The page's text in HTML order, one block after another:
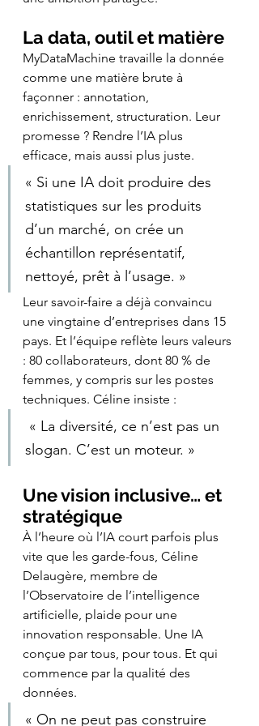
La data, outil et matière
MyDataMachine travaille la donnée
comme une matière brute à
façonner : annotation,
enrichissement, structuration. Leur
promesse ? Rendre l’IA plus
efficace, mais aussi plus juste.
« Si une IA doit produire des
statistiques sur les produits
d’un marché, on crée un
échantillon représentatif,
nettoyé, prêt à l’usage. »
Leur savoir-faire a déjà convaincu
une vingtaine d’entreprises dans 15
pays. Et l’équipe reflète leurs valeurs
: 80 collaborateurs, dont 80 % de
femmes, y compris sur les postes
techniques. Céline insiste :
slogan. C’est un moteur. »
Une vision inclusive… et
stratégique
À l’heure où l’IA court parfois plus
vite que les garde-fous, Céline
Delaugère, membre de
l’Observatoire de l’intelligence
artificielle, plaide pour une
innovation responsable. Une IA
conçue par tous, pour tous. Et qui
commence par la qualité des
données.
« On ne peut pas construire